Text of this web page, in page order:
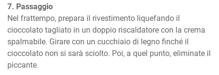
7. Passaggio
Nel frattempo, prepara il rivestimento liquefando il
cioccolato tagliato in un doppio riscaldatore con la crema
spalmabile. Girare con un cucchiaio di legno finché il
cioccolato non si sarà sciolto. Poi, a quel punto, eliminate il
piccante.